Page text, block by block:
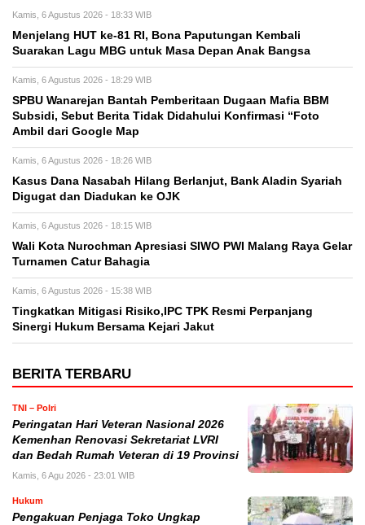
Kamis, 6 Agustus 2026 - 18:33 WIB
Menjelang HUT ke-81 RI, Bona Paputungan Kembali
Suarakan Lagu MBG untuk Masa Depan Anak Bangsa
Kamis, 6 Agustus 2026 - 18:29 WIB
SPBU Wanarejan Bantah Pemberitaan Dugaan Mafia BBM
Subsidi, Sebut Berita Tidak Didahului Konfirmasi “Foto
Ambil dari Google Map
Kamis, 6 Agustus 2026 - 18:26 WIB
Kasus Dana Nasabah Hilang Berlanjut, Bank Aladin Syariah
Digugat dan Diadukan ke OJK
Kamis, 6 Agustus 2026 - 18:15 WIB
Wali Kota Nurochman Apresiasi SIWO PWI Malang Raya Gelar
Turnamen Catur Bahagia
Kamis, 6 Agustus 2026 - 15:38 WIB
Tingkatkan Mitigasi Risiko,IPC TPK Resmi Perpanjang
Sinergi Hukum Bersama Kejari Jakut
BERITA TERBARU
TNI – Polri
Peringatan Hari Veteran Nasional 2026
Kemenhan Renovasi Sekretariat LVRI
dan Bedah Rumah Veteran di 19 Provinsi
Kamis, 6 Agu 2026 - 23:01 WIB
Hukum
Pengakuan Penjaga Toko Ungkap